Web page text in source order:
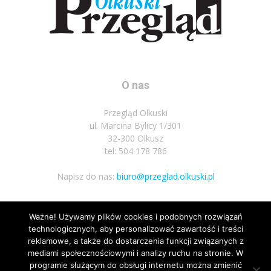
O nas
Przegląd Olkuski
ul. Marcina Bylicy 1/301
32-300 Olkusz
tel: 504 178 786
Napisz do nas: biuro@przeglad.olkuski.pl
Podążaj za nami
Ważne! Używamy plików cookies i podobnych rozwiązań
technologicznych, aby personalizować zawartość i treści
reklamowe, a także do dostarczenia funkcji związanych z
mediami społecznościowymi i analizy ruchu na stronie. W
programie służącym do obsługi internetu można zmienić